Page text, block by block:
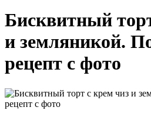
Бисквитный
и земляникой.
рецепт с фото